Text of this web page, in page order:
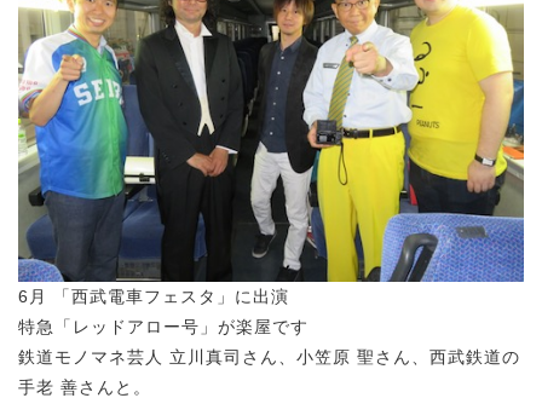
6月 「西武電車フェスタ」に出演
特急「レッドアロー号」が楽屋です
鉄道モノマネ芸人 立川真司さん、小笠原 聖さん、西武鉄道の
手老 善さんと。